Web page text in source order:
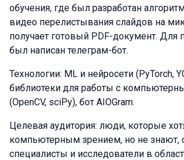
обучения, где был разработан
видео перелистывания слайдов на
получает готовый PDF-документ. Для
был написан телеграм-бот.
Технологии: ML и нейросети (PyTorch,
библиотеки для работы с
(OpenCV, sciPy), бот AIOGram.
Целевая аудитория: люди, которые
компьютерным зрением, но не знают, с
специалисты и исследователи в